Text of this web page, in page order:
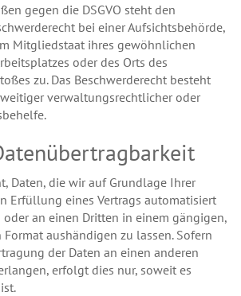
gegen die DSGVO steht den
bei einer Aufsichtsbehörde,
Mitgliedstaat ihres gewöhnlichen
oder des Orts des
zu. Das Beschwerderecht besteht
verwaltungsrechtlicher oder
Daten, die wir auf Grundlage Ihrer
Erfüllung eines Vertrags automatisiert
oder an einen Dritten in einem gängigen,
aushändigen zu lassen. Sofern
der Daten an einen anderen
erfolgt dies nur, soweit es